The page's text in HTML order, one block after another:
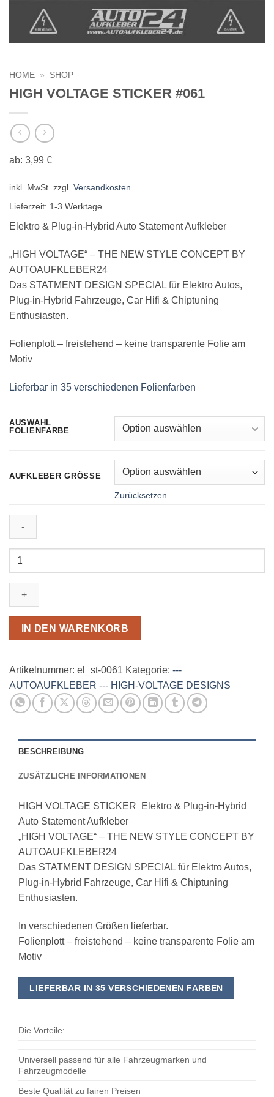
HOME » SHOP
HIGH VOLTAGE STICKER #061
ab: 3,99 €
inkl. MwSt. zzgl. Versandkosten
Lieferzeit: 1-3 Werktage
Elektro & Plug-in-Hybrid Auto Statement Aufkleber
„HIGH VOLTAGE“ – THE NEW STYLE CONCEPT BY
AUTOAUFKLEBER24
Das STATMENT DESIGN SPECIAL für Elektro Autos,
Plug-in-Hybrid Fahrzeuge, Car Hifi & Chiptuning
Enthusiasten.
Folienplott – freistehend – keine transparente Folie am
Motiv
Lieferbar in 35 verschiedenen Folienfarben
AUSWAHL
FOLIENFARBE
AUFKLEBER GRÖSSE
Zurücksetzen
HIGH
STICKER
#061
IN DEN WARENKORB
Artikelnummer: el_st-0061 Kategorie: ---
AUTOAUFKLEBER --- HIGH-VOLTAGE DESIGNS
BESCHREIBUNG
ZUSÄTZLICHE INFORMATIONEN
HIGH VOLTAGE STICKER Elektro & Plug-in-Hybrid
Auto Statement Aufkleber
„HIGH VOLTAGE“ – THE NEW STYLE CONCEPT BY
AUTOAUFKLEBER24
Das STATMENT DESIGN SPECIAL für Elektro Autos,
Plug-in-Hybrid Fahrzeuge, Car Hifi & Chiptuning
Enthusiasten.
In verschiedenen Größen lieferbar.
Folienplott – freistehend – keine transparente Folie am
Motiv
LIEFERBAR IN 35 VERSCHIEDENEN FARBEN
Die Vorteile:
Universell passend für alle Fahrzeugmarken und
Fahrzeugmodelle
Beste Qualität zu fairen Preisen